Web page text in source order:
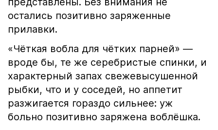
остались позитивно заряженные
прилавки.
«Чёткая вобла для чётких парней» —
вроде бы, те же серебристые спинки, и
характерный запах свежевысушенной
рыбки, что и у соседей, но аппетит
разжигается гораздо сильнее: уж
больно позитивно заряжена воблёшка.